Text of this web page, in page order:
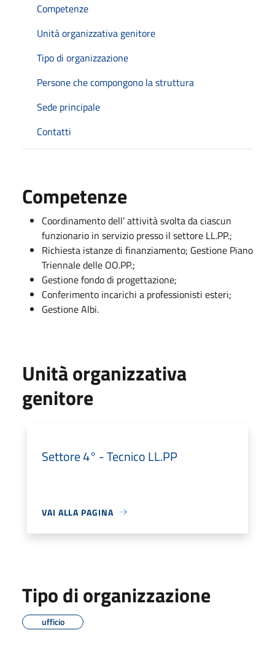
Competenze
Unità organizzativa genitore
Tipo di organizzazione
Persone che compongono la struttura
Sede principale
Contatti
Competenze
Coordinamento dell’ attività svolta da ciascun
funzionario in servizio presso il settore LL.PP.;
Richiesta istanze di finanziamento; Gestione Piano
Triennale delle OO.PP.;
Gestione fondo di progettazione;
Conferimento incarichi a professionisti esteri;
Gestione Albi.
Unità organizzativa
genitore
Settore 4° - Tecnico LL.PP
VAI ALLA PAGINA
Tipo di organizzazione
ufficio